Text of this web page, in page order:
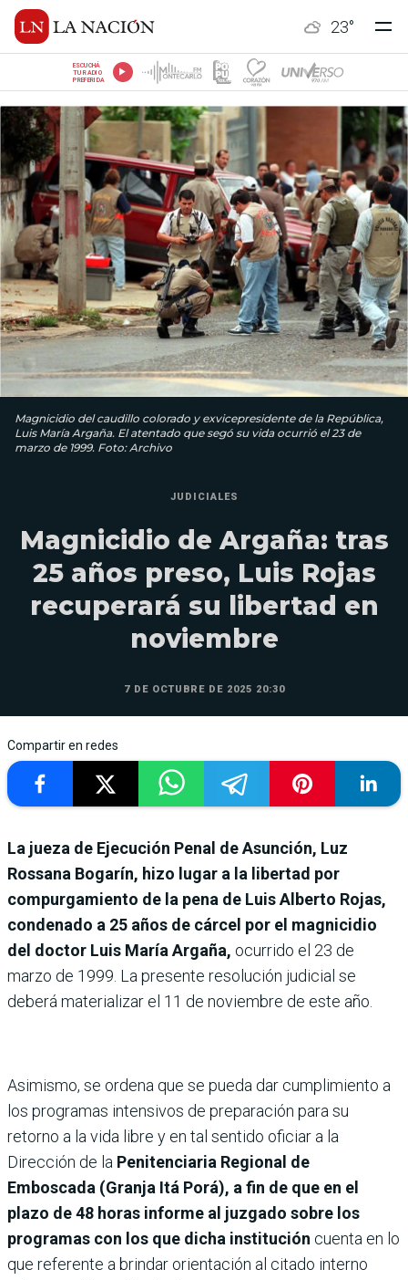
23°
ESCUCHÁ
TU RADIO
PREFERIDA
Magnicidio del caudillo colorado y exvicepresidente de la República,
Luis María Argaña. El atentado que segó su vida ocurrió el 23 de
marzo de 1999. Foto: Archivo
JUDICIALES
Magnicidio de Argaña: tras
25 años preso, Luis Rojas
recuperará su libertad en
noviembre
7 DE OCTUBRE DE 2025 20:30
Compartir en redes
La jueza de Ejecución Penal de Asunción, Luz
Rossana Bogarín, hizo lugar a la libertad por
compurgamiento de la pena de Luis Alberto Rojas,
condenado a 25 años de cárcel por el magnicidio
del doctor Luis María Argaña, ocurrido el 23 de
marzo de 1999. La presente resolución judicial se
deberá materializar el 11 de noviembre de este año.
Asimismo, se ordena que se pueda dar cumplimiento a
los programas intensivos de preparación para su
retorno a la vida libre y en tal sentido oficiar a la
Dirección de la Penitenciaria Regional de
Emboscada (Granja Itá Porá), a fin de que en el
plazo de 48 horas informe al juzgado sobre los
programas con los que dicha institución cuenta en lo
que referente a brindar orientación al citado interno